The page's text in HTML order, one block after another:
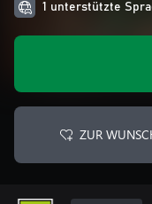
1 unterstützte
ZUR